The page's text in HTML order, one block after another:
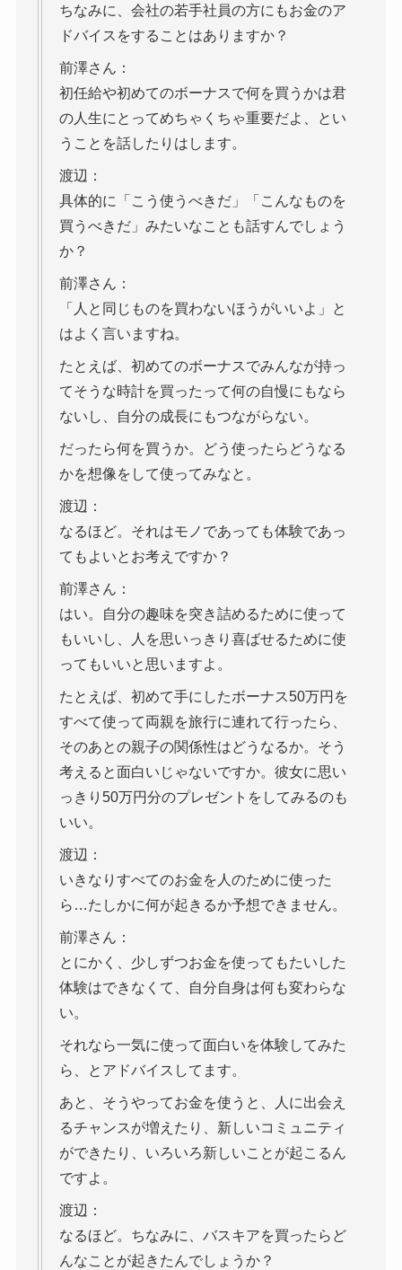
ちなみに、会社の若手社員の方にもお金のア
ドバイスをすることはありますか？
前澤さん：
初任給や初めてのボーナスで何を買うかは君
の人生にとってめちゃくちゃ重要だよ、とい
うことを話したりはします。
渡辺：
具体的に「こう使うべきだ」「こんなものを
買うべきだ」みたいなことも話すんでしょう
か？
前澤さん：
「人と同じものを買わないほうがいいよ」と
はよく言いますね。
たとえば、初めてのボーナスでみんなが持っ
てそうな時計を買ったって何の自慢にもなら
ないし、自分の成長にもつながらない。
だったら何を買うか。どう使ったらどうなる
かを想像をして使ってみなと。
渡辺：
なるほど。それはモノであっても体験であっ
てもよいとお考えですか？
前澤さん：
はい。自分の趣味を突き詰めるために使って
もいいし、人を思いっきり喜ばせるために使
ってもいいと思いますよ。
たとえば、初めて手にしたボーナス50万円を
すべて使って両親を旅行に連れて行ったら、
そのあとの親子の関係性はどうなるか。そう
考えると面白いじゃないですか。彼女に思い
っきり50万円分のプレゼントをしてみるのも
いい。
渡辺：
いきなりすべてのお金を人のために使った
ら…たしかに何が起きるか予想できません。
前澤さん：
とにかく、少しずつお金を使ってもたいした
体験はできなくて、自分自身は何も変わらな
い。
それなら一気に使って面白いを体験してみた
ら、とアドバイスしてます。
あと、そうやってお金を使うと、人に出会え
るチャンスが増えたり、新しいコミュニティ
ができたり、いろいろ新しいことが起こるん
ですよ。
渡辺：
なるほど。ちなみに、バスキアを買ったらど
んなことが起きたんでしょうか？